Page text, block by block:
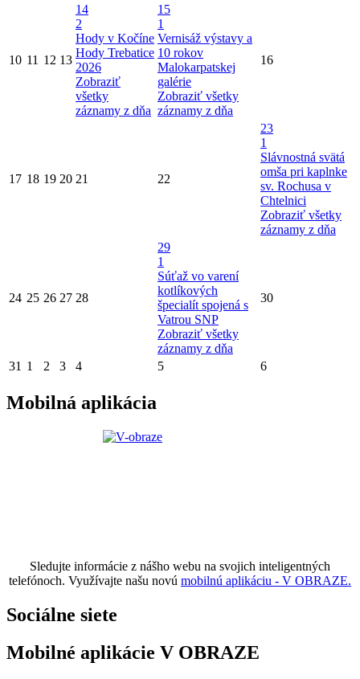
10 11 12 13
14
2
Hody v Kočíne
Hody Trebatice
2026
Zobraziť
všetky
záznamy z dňa
15
1
Vernisáž výstavy a
10 rokov
Malokarpatskej
galérie
Zobraziť všetky
záznamy z dňa
16
17 18 19 20 21 22
23
1
Slávnostná svätá
omša pri kaplnke
sv. Rochusa v
Chtelnici
Zobraziť všetky
záznamy z dňa
24 25 26 27 28
29
1
Súťaž vo varení
kotlíkových
špecialít spojená s
Vatrou SNP
Zobraziť všetky
záznamy z dňa
30
31 1 2 3 4 5 6
Mobilná aplikácia
Sledujte informácie z nášho webu na svojich inteligentných
telefónoch. Využívajte našu novú mobilnú aplikáciu - V OBRAZE.
Sociálne siete
Mobilné aplikácie V OBRAZE